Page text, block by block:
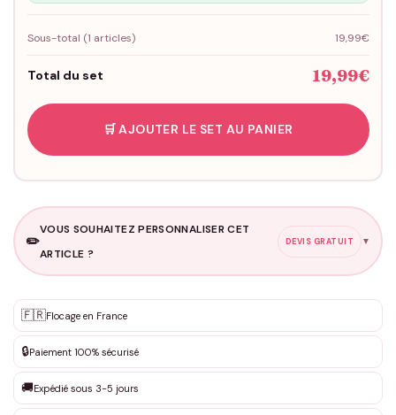
Sous-total (1 articles) 19,99€
Total du set 19,99€
🛒 AJOUTER LE SET AU PANIER
✏️
VOUS SOUHAITEZ PERSONNALISER CET
ARTICLE ?
DEVIS GRATUIT ▼
✨ Personnalisation sur mesure
DEVIS GRATUIT · Personnalisation de 3 à 10€ selon la demande
Que souhaitez-vous ?*
🇫🇷Flocage en France
🔒Paiement 100% sécurisé
🚚Expédié sous 3-5 jours